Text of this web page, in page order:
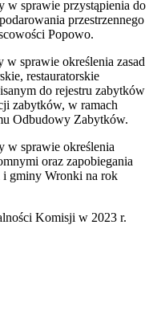
w sprawie przystąpienia do
przestrzennego
Popowo.
w sprawie określenia zasad
restauratorskie
do rejestru zabytków
zabytków, w ramach
Odbudowy Zabytków.
w sprawie określenia
oraz zapobiegania
i gminy Wronki na rok
Komisji w 2023 r.